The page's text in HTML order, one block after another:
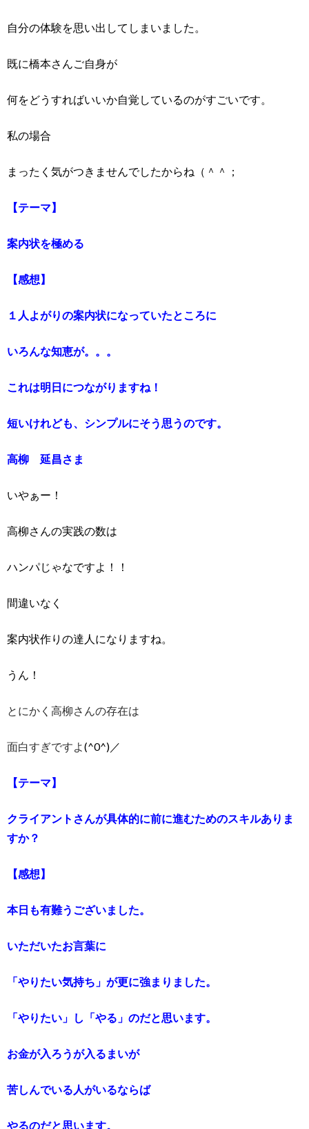
自分の体験を思い出してしまいました。
既に橋本さんご自身が
何をどうすればいいか自覚しているのがすごいです。
私の場合
まったく気がつきませんでしたからね（＾＾；
【テーマ】
案内状を極める
【感想】
１人よがりの案内状になっていたところに
いろんな知恵が。。。
これは明日につながりますね！
短いけれども、シンプルにそう思うのです。
高柳 延昌さま
いやぁー！
高柳さんの実践の数は
ハンパじゃなですよ！！
間違いなく
案内状作りの達人になりますね。
うん！
とにかく高柳さんの存在は
面白すぎですよ(^0^)／
【テーマ】
クライアントさんが具体的に前に進むためのスキルありま
すか？
【感想】
本日も有難うございました。
いただいたお言葉に
「やりたい気持ち」が更に強まりました。
「やりたい」し「やる」のだと思います。
お金が入ろうが入るまいが
苦しんでいる人がいるならば
やるのだと思います。